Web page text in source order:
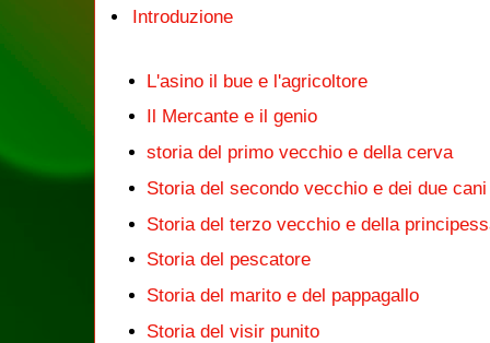
Introduzione
L'asino il bue e l'agricoltore
Il Mercante e il genio
storia del primo vecchio e della cerva
Storia del secondo vecchio e dei due cani
Storia del terzo vecchio e della
Storia del pescatore
Storia del marito e del pappagallo
Storia del visir punito